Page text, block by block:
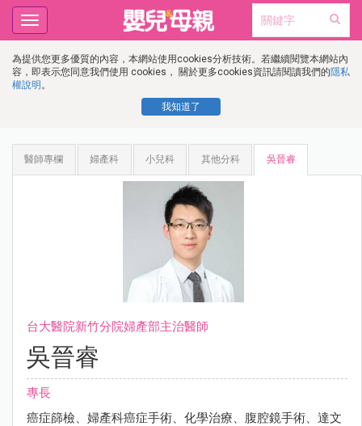
為提供您更多優質的內容，本網站使用cookies分析技術。若繼續閱覽本網站內
容，即表示您同意我們使用 cookies， 關於更多cookies資訊請閱讀我們的隱私
權說明 。
我知道了
Toggle
navigation
醫師專欄 婦產科 小兒科 其他分科 吳晉睿
台大醫院新竹分院婦產部主治醫師
吳晉睿
專長
癌症篩檢、婦產科癌症手術、化學治療、腹腔鏡手術、達文